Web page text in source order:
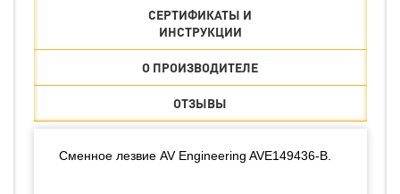
СЕРТИФИКАТЫ И
ИНСТРУКЦИИ
О ПРОИЗВОДИТЕЛЕ
ОТЗЫВЫ
Сменное лезвие AV Engineering AVE149436-B.